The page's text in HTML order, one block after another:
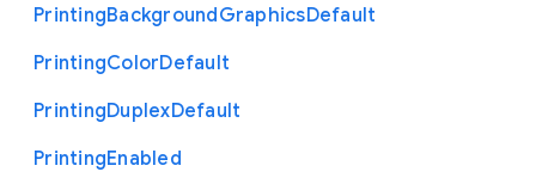
PrintingBackgroundGraphicsDefault
PrintingColorDefault
PrintingDuplexDefault
PrintingEnabled